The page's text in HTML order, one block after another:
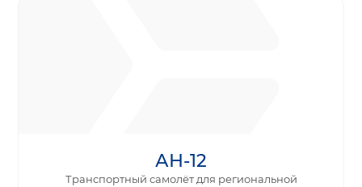
АН-12
Транспортный самолёт для региональной